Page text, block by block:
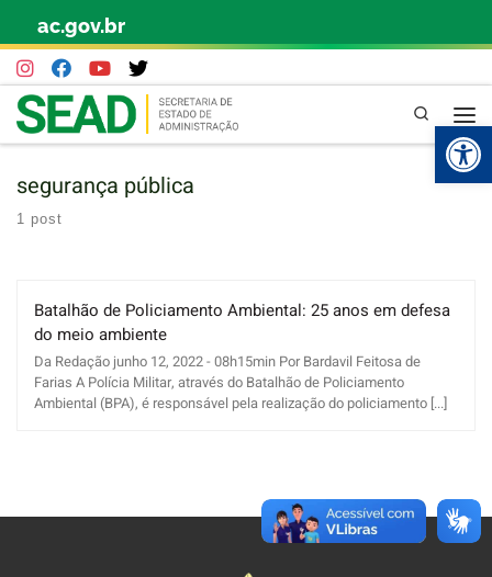
Skip to content
ac.gov.br
Pesquisa
segurança pública
1 post
Batalhão de Policiamento Ambiental: 25 anos em defesa
do meio ambiente
Da Redação junho 12, 2022 - 08h15min Por Bardavil Feitosa de
Farias A Polícia Militar, através do Batalhão de Policiamento
Ambiental (BPA), é responsável pela realização do policiamento [...]